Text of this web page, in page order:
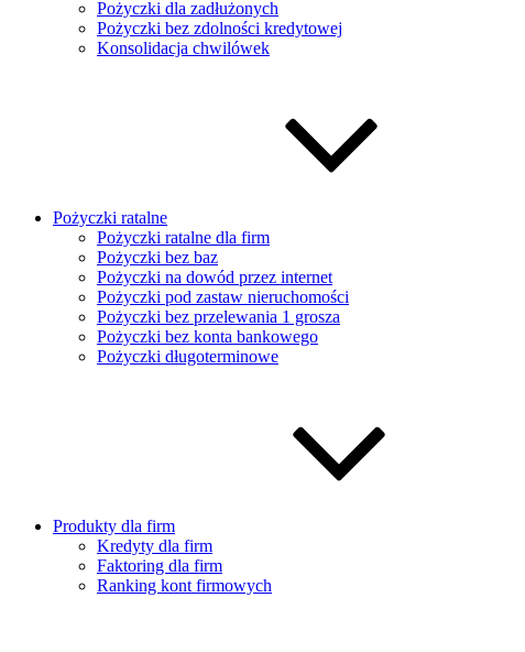
Pożyczki dla zadłużonych
Pożyczki bez zdolności kredytowej
Konsolidacja chwilówek
Pożyczki ratalne
Pożyczki ratalne dla firm
Pożyczki bez baz
Pożyczki na dowód przez internet
Pożyczki pod zastaw nieruchomości
Pożyczki bez przelewania 1 grosza
Pożyczki bez konta bankowego
Pożyczki długoterminowe
Produkty dla firm
Kredyty dla firm
Faktoring dla firm
Ranking kont firmowych